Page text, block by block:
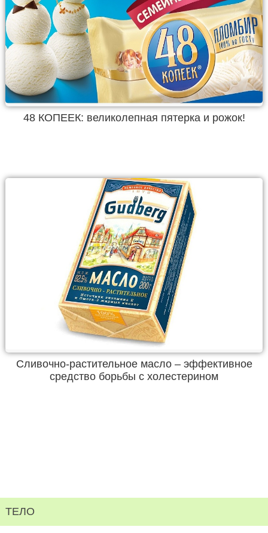
48 КОПЕЕК: великолепная пятерка и рожок!
Сливочно-растительное масло – эффективное
средство борьбы с холестерином
ТЕЛО